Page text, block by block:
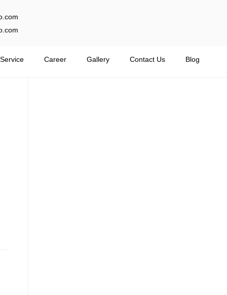
Service Career Gallery Contact Us Blog